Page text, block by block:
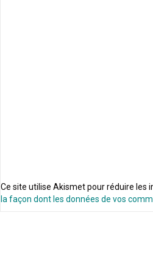
Ce site utilise Akismet pour réduire les
la façon dont les données de vos